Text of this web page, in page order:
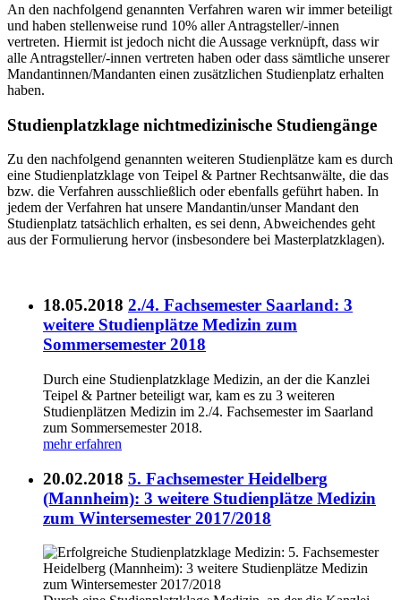
An den nachfolgend genannten Verfahren waren wir immer beteiligt
und haben stellenweise rund 10% aller Antragsteller/-innen
vertreten. Hiermit ist jedoch nicht die Aussage verknüpft, dass wir
alle Antragsteller/-innen vertreten haben oder dass sämtliche unserer
Mandantinnen/Mandanten einen zusätzlichen Studienplatz erhalten
haben.
Studienplatzklage nichtmedizinische Studiengänge
Zu den nachfolgend genannten weiteren Studienplätze kam es durch
eine Studienplatzklage von Teipel & Partner Rechtsanwälte, die das
bzw. die Verfahren ausschließlich oder ebenfalls geführt haben. In
jedem der Verfahren hat unsere Mandantin/unser Mandant den
Studienplatz tatsächlich erhalten, es sei denn, Abweichendes geht
aus der Formulierung hervor (insbesondere bei Masterplatzklagen).
18.05.2018 2./4. Fachsemester Saarland: 3
weitere Studienplätze Medizin zum
Sommersemester 2018
Durch eine Studienplatzklage Medizin, an der die Kanzlei
Teipel & Partner beteiligt war, kam es zu 3 weiteren
Studienplätzen Medizin im 2./4. Fachsemester im Saarland
zum Sommersemester 2018.
mehr erfahren
20.02.2018 5. Fachsemester Heidelberg
(Mannheim): 3 weitere Studienplätze Medizin
zum Wintersemester 2017/2018